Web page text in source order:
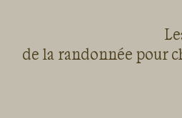
de la randonnée pour